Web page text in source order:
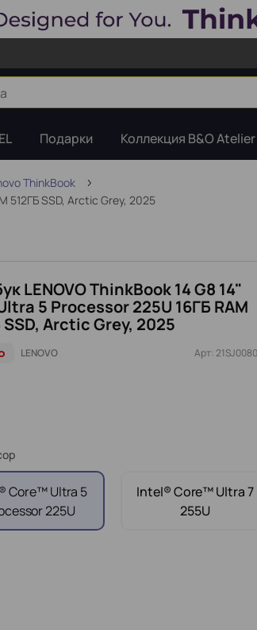
Подарки Коллекция B&O Atelier
ThinkBook
512ГБ SSD, Arctic Grey, 2025
LENOVO ThinkBook 14 G8 14"
5 Processor 225U 16ГБ RAM
SSD, Arctic Grey, 2025
LENOVO Арт:
Core™ Ultra 5
225U
Intel® Core™ Ultra 7
255U